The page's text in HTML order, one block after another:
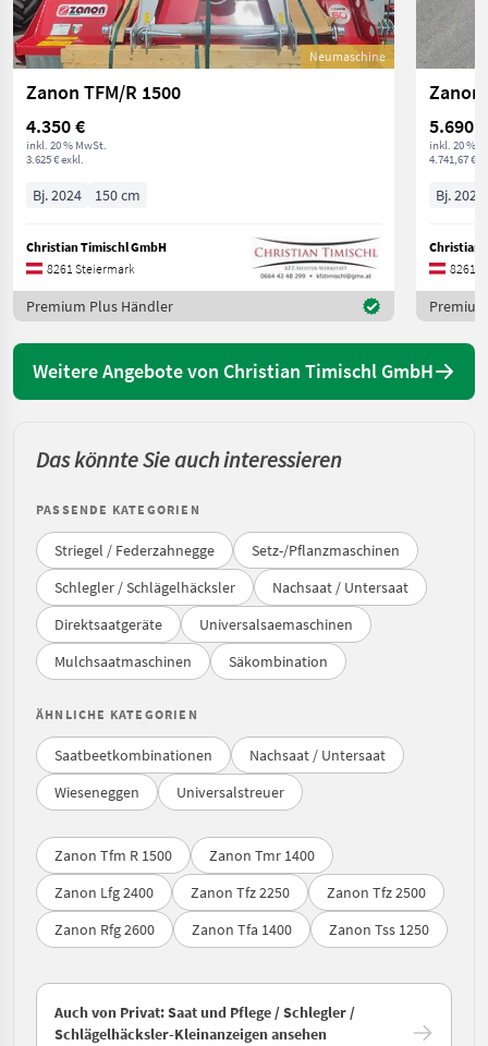
Neumaschine
Zanon TFM/R 1500
4.350 €
inkl. 20 % MwSt.
3.625 € exkl.
Bj. 2024 150 cm
Christian Timischl GmbH
8261 Steiermark
Premium Plus Händler
Zanon
5.690 €
inkl. 20 %
4.741,67 €
Bj. 2024
Christian
8261
Weitere Angebote von Christian Timischl GmbH
Das könnte Sie auch interessieren
PASSENDE KATEGORIEN
Striegel / Federzahnegge
Setz-/Pflanzmaschinen
Schlegler / Schlägelhäcksler
Nachsaat / Untersaat
Direktsaatgeräte
Universalsaemaschinen
Mulchsaatmaschinen
Säkombination
ÄHNLICHE KATEGORIEN
Saatbeetkombinationen
Nachsaat / Untersaat
Wieseneggen
Universalstreuer
Zanon Tfm R 1500
Zanon Tmr 1400
Zanon Lfg 2400
Zanon Tfz 2250
Zanon Tfz 2500
Zanon Rfg 2600
Zanon Tfa 1400 Zanon Tss 1250
Auch von Privat: Saat und Pflege / Schlegler /
Schlägelhäcksler-Kleinanzeigen ansehen